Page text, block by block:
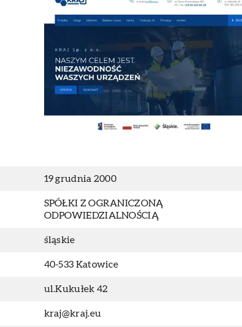
19 grudnia 2000
SPÓŁKI Z OGRANICZONĄ
ODPOWIEDZIALNOŚCIĄ
śląskie
40-533 Katowice
ul.Kukułek 42
kraj@kraj.eu